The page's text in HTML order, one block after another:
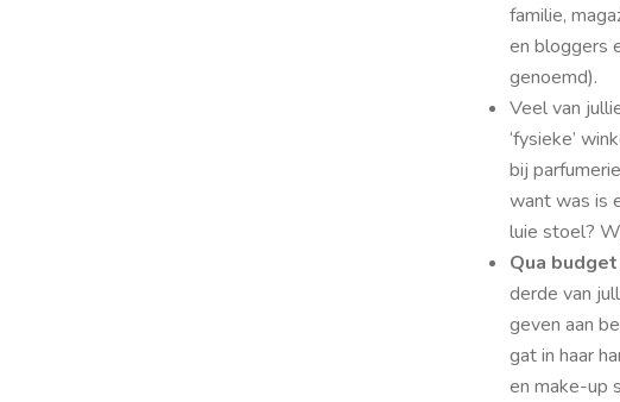
familie,
en bloggers
genoemd).
Veel van
‘fysieke’
bij
want was is
luie stoel?
Qua
derde van
geven aan
gat in haar
en make-up